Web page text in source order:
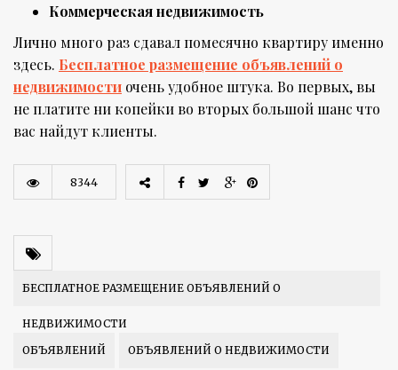
Коммерческая недвижимость
Лично много раз сдавал помесячно квартиру именно
здесь. Бесплатное размещение объявлений о
недвижимости очень удобное штука. Во первых, вы
не платите ни копейки во вторых большой шанс что
вас найдут клиенты.
8344
БЕСПЛАТНОЕ РАЗМЕЩЕНИЕ ОБЪЯВЛЕНИЙ О
НЕДВИЖИМОСТИ
ОБЪЯВЛЕНИЙ
ОБЪЯВЛЕНИЙ О НЕДВИЖИМОСТИ